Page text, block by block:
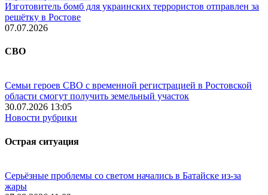
Изготовитель бомб для украинских террористов отправлен за
решётку в Ростове
07.07.2026
СВО
Семьи героев СВО с временной регистрацией в Ростовской
области смогут получить земельный участок
30.07.2026 13:05
Новости рубрики
Острая ситуация
Серьёзные проблемы со светом начались в Батайске из-за
жары